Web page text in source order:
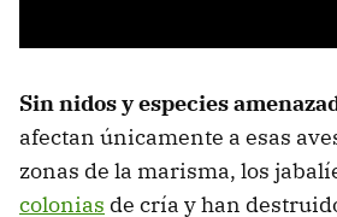
Sin nidos y especies
afectan únicamente a esas
zonas de la marisma, los
colonias de cría y han